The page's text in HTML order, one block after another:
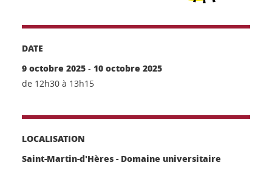
DATE
9 octobre 2025 - 10 octobre 2025
de 12h30 à 13h15
LOCALISATION
Saint-Martin-d'Hères - Domaine universitaire